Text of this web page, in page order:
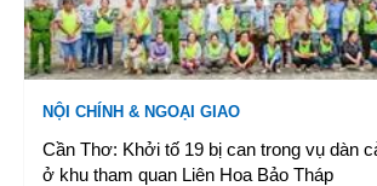
NỘI CHÍNH & NGOẠI GIAO
Cần Thơ: Khởi tố 19 bị can trong vụ dàn
ở khu tham quan Liên Hoa Bảo Tháp